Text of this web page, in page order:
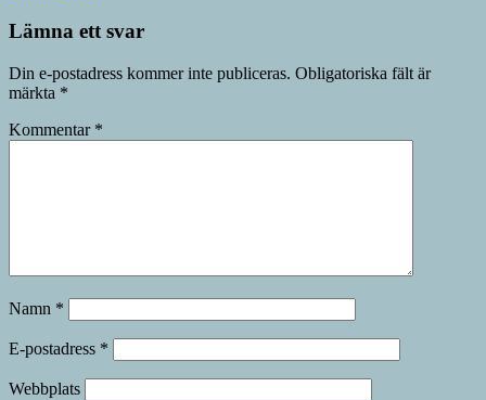
Lämna ett svar
Din e-postadress kommer inte publiceras. Obligatoriska fält är
märkta *
Kommentar *
Namn *
E-postadress *
Webbplats